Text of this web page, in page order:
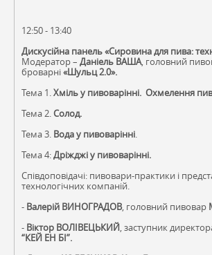
12:50 - 13:40
Дискусійна панель «Сировина для пива:
Модератор – Даніель ВАША, головний
броварні«Шульц 2.0».
Тема 1.Хміль у пивоварінні. Охмелення
Тема 2.Солод.
Тема 3. Вода у пивоварінні.
Тема 4:Дріжджі у пивоварінні.
Співдоповідачі: пивовари-практики і
технологічних компаній.
- Валерій ВИНОГРАДОВ, головний пивовар
- Віктор ВОЛІВЕЦЬКИЙ, заступник
“КЕЙ ЕН БІ”.